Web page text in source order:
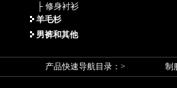
├ 修身衬衫
羊毛杉
男裤和其他
产品快速导航目录：> 制